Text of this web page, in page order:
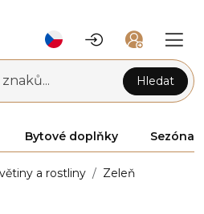
Hledat
Bytové doplňky Sezóna
a rostliny Zeleň